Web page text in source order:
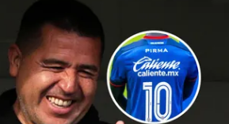
de las ofertas presentadas en esta página
aVamos Azul. Este pago puede influir en
los operadores de juego en la página y en el
pero no influye en nuestras evaluaciones.